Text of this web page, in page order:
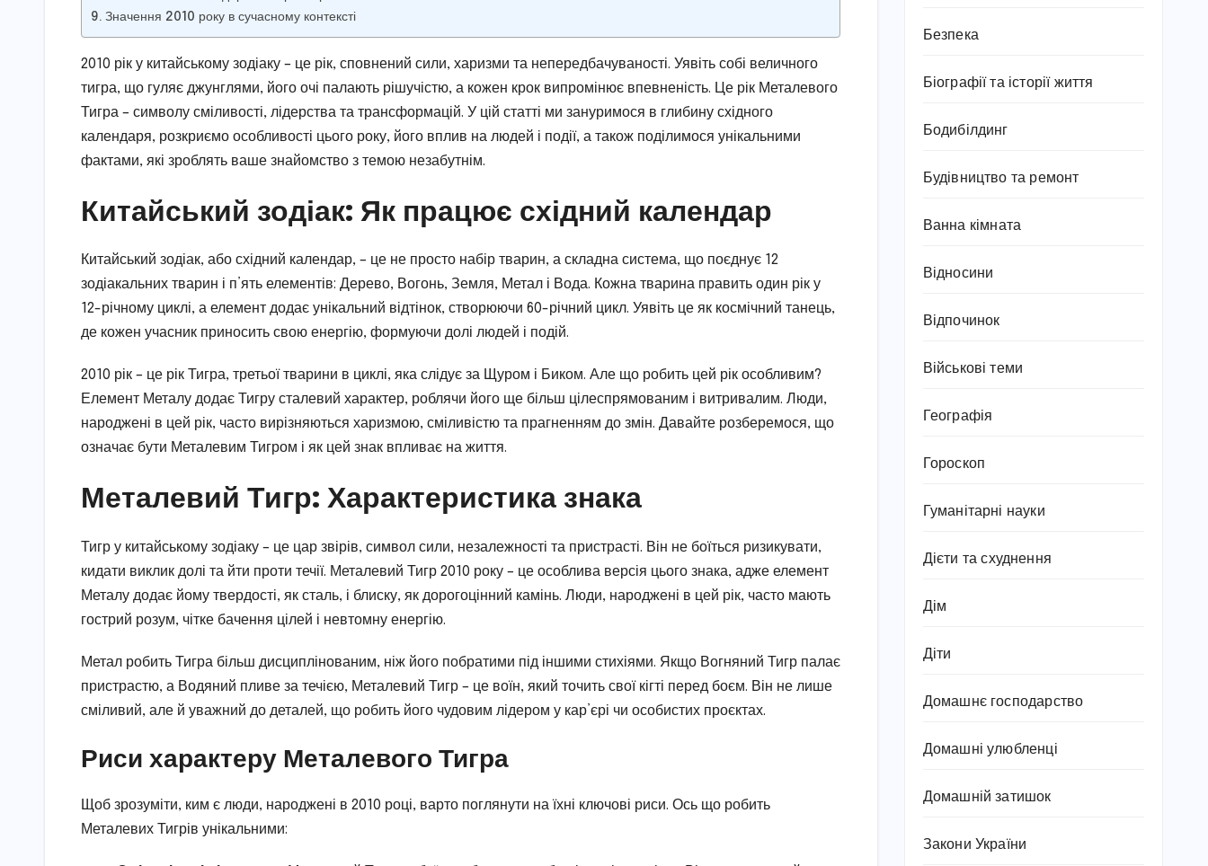
Значення 2010 року в сучасному контексті
2010 рік у китайському зодіаку – це рік, сповнений сили, харизми та непередбачуваності. Уявіть собі величного
тигра, що гуляє джунглями, його очі палають рішучістю, а кожен крок випромінює впевненість. Це рік Металевого
Тигра – символу сміливості, лідерства та трансформацій. У цій статті ми зануримося в глибину східного
календаря, розкриємо особливості цього року, його вплив на людей і події, а також поділимося унікальними
фактами, які зроблять ваше знайомство з темою незабутнім.
Китайський зодіак: Як працює східний календар
Китайський зодіак, або східний календар, – це не просто набір тварин, а складна система, що поєднує 12
зодіакальних тварин і п’ять елементів: Дерево, Вогонь, Земля, Метал і Вода. Кожна тварина править один рік у
12-річному циклі, а елемент додає унікальний відтінок, створюючи 60-річний цикл. Уявіть це як космічний танець,
де кожен учасник приносить свою енергію, формуючи долі людей і подій.
2010 рік – це рік Тигра, третьої тварини в циклі, яка слідує за Щуром і Биком. Але що робить цей рік особливим?
Елемент Металу додає Тигру сталевий характер, роблячи його ще більш цілеспрямованим і витривалим. Люди,
народжені в цей рік, часто вирізняються харизмою, сміливістю та прагненням до змін. Давайте розберемося, що
означає бути Металевим Тигром і як цей знак впливає на життя.
Металевий Тигр: Характеристика знака
Тигр у китайському зодіаку – це цар звірів, символ сили, незалежності та пристрасті. Він не боїться ризикувати,
кидати виклик долі та йти проти течії. Металевий Тигр 2010 року – це особлива версія цього знака, адже елемент
Металу додає йому твердості, як сталь, і блиску, як дорогоцінний камінь. Люди, народжені в цей рік, часто мають
гострий розум, чітке бачення цілей і невтомну енергію.
Метал робить Тигра більш дисциплінованим, ніж його побратими під іншими стихіями. Якщо Вогняний Тигр палає
пристрастю, а Водяний пливе за течією, Металевий Тигр – це воїн, який точить свої кігті перед боєм. Він не лише
сміливий, але й уважний до деталей, що робить його чудовим лідером у кар’єрі чи особистих проєктах.
Риси характеру Металевого Тигра
Щоб зрозуміти, ким є люди, народжені в 2010 році, варто поглянути на їхні ключові риси. Ось що робить
Металевих Тигрів унікальними:
Безпека
Біографії та історії життя
Бодибілдинг
Будівництво та ремонт
Ванна кімната
Відносини
Відпочинок
Військові теми
Географія
Гороскоп
Гуманітарні науки
Дієти та схуднення
Дім
Діти
Домашнє господарство
Домашні улюбленці
Домашній затишок
Закони України